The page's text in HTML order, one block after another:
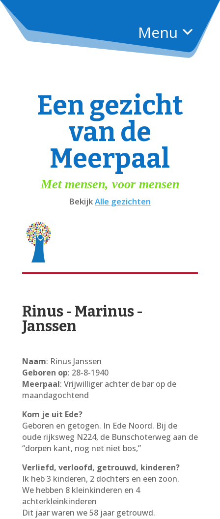
Menu
Een gezicht
van de
Meerpaal
Met mensen, voor mensen
BekijkAlle gezichten
Rinus - Marinus -
Janssen
Naam: Rinus Janssen
Geboren op: 28-8-1940
Meerpaal: Vrijwilliger achter de bar op de
maandagochtend
Kom je uit Ede?
Geboren en getogen. In Ede Noord. Bij de
oude rijksweg N224, de Bunschoterweg aan de
“dorpen kant, nog net niet bos,”
Verliefd, verloofd, getrouwd, kinderen?
Ik heb 3 kinderen, 2 dochters en een zoon.
We hebben 8 kleinkinderen en 4
achterkleinkinderen
Dit jaar waren we 58 jaar getrouwd.